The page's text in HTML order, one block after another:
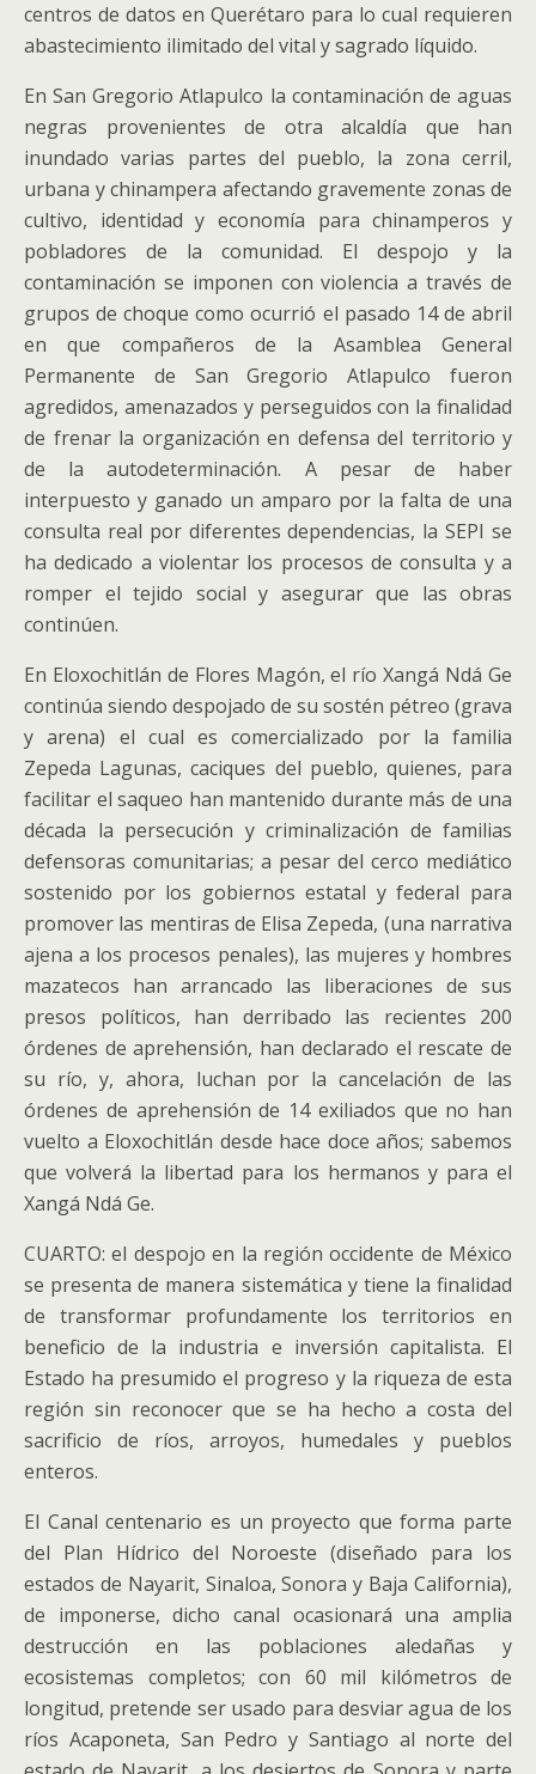
centros de datos en Querétaro para lo cual requieren
abastecimiento ilimitado del vital y sagrado líquido.
En San Gregorio Atlapulco la contaminación de aguas
negras provenientes de otra alcaldía que han
inundado varias partes del pueblo, la zona cerril,
urbana y chinampera afectando gravemente zonas de
cultivo, identidad y economía para chinamperos y
pobladores de la comunidad. El despojo y la
contaminación se imponen con violencia a través de
grupos de choque como ocurrió el pasado 14 de abril
en que compañeros de la Asamblea General
Permanente de San Gregorio Atlapulco fueron
agredidos, amenazados y perseguidos con la finalidad
de frenar la organización en defensa del territorio y
de la autodeterminación. A pesar de haber
interpuesto y ganado un amparo por la falta de una
consulta real por diferentes dependencias, la SEPI se
ha dedicado a violentar los procesos de consulta y a
romper el tejido social y asegurar que las obras
continúen.
En Eloxochitlán de Flores Magón, el río Xangá Ndá Ge
continúa siendo despojado de su sostén pétreo (grava
y arena) el cual es comercializado por la familia
Zepeda Lagunas, caciques del pueblo, quienes, para
facilitar el saqueo han mantenido durante más de una
década la persecución y criminalización de familias
defensoras comunitarias; a pesar del cerco mediático
sostenido por los gobiernos estatal y federal para
promover las mentiras de Elisa Zepeda, (una narrativa
ajena a los procesos penales), las mujeres y hombres
mazatecos han arrancado las liberaciones de sus
presos políticos, han derribado las recientes 200
órdenes de aprehensión, han declarado el rescate de
su río, y, ahora, luchan por la cancelación de las
órdenes de aprehensión de 14 exiliados que no han
vuelto a Eloxochitlán desde hace doce años; sabemos
que volverá la libertad para los hermanos y para el
Xangá Ndá Ge.
CUARTO: el despojo en la región occidente de México
se presenta de manera sistemática y tiene la finalidad
de transformar profundamente los territorios en
beneficio de la industria e inversión capitalista. El
Estado ha presumido el progreso y la riqueza de esta
región sin reconocer que se ha hecho a costa del
sacrificio de ríos, arroyos, humedales y pueblos
enteros.
El Canal centenario es un proyecto que forma parte
del Plan Hídrico del Noroeste (diseñado para los
estados de Nayarit, Sinaloa, Sonora y Baja California),
de imponerse, dicho canal ocasionará una amplia
destrucción en las poblaciones aledañas y
ecosistemas completos; con 60 mil kilómetros de
longitud, pretende ser usado para desviar agua de los
ríos Acaponeta, San Pedro y Santiago al norte del